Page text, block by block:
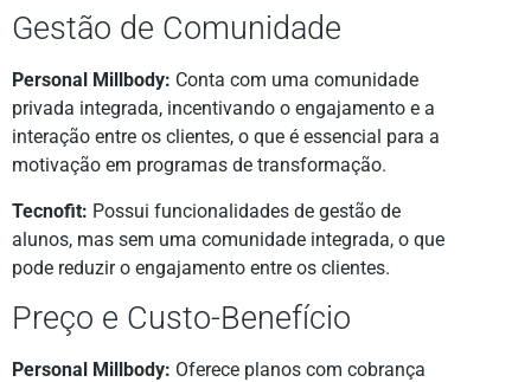
Gestão de Comunidade
Personal Millbody: Conta com uma comunidade
privada integrada, incentivando o engajamento e a
interação entre os clientes, o que é essencial para a
motivação em programas de transformação.
Tecnofit: Possui funcionalidades de gestão de
alunos, mas sem uma comunidade integrada, o que
pode reduzir o engajamento entre os clientes.
Preço e Custo-Benefício
Personal Millbody: Oferece planos com cobrança